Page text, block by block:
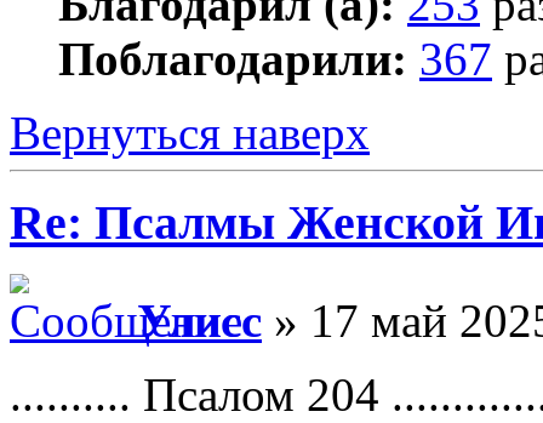
Поблагодарили: 367
Вернуться наверх
Re: Псалмы Женской
Улисс » 17 май
.......... Псалом 204